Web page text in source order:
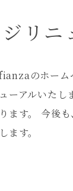
リ
のホーム
ーアルいた
ます。 今後
ます。